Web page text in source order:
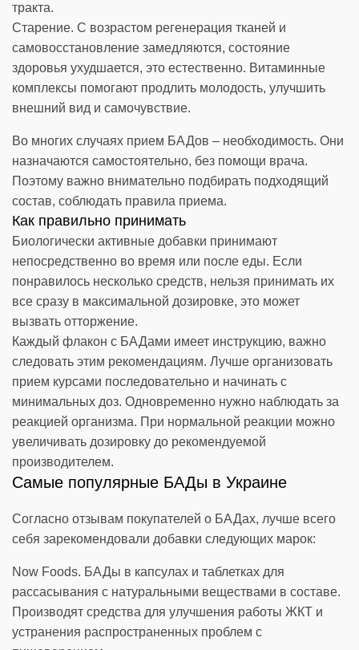
тракта.
Старение. С возрастом регенерация тканей и
самовосстановление замедляются, состояние
здоровья ухудшается, это естественно. Витаминные
комплексы помогают продлить молодость, улучшить
внешний вид и самочувствие.
Во многих случаях прием БАДов – необходимость. Они
назначаются самостоятельно, без помощи врача.
Поэтому важно внимательно подбирать подходящий
состав, соблюдать правила приема.
Как правильно принимать
Биологически активные добавки принимают
непосредственно во время или после еды. Если
понравилось несколько средств, нельзя принимать их
все сразу в максимальной дозировке, это может
вызвать отторжение.
Каждый флакон с БАДами имеет инструкцию, важно
следовать этим рекомендациям. Лучше организовать
прием курсами последовательно и начинать с
минимальных доз. Одновременно нужно наблюдать за
реакцией организма. При нормальной реакции можно
увеличивать дозировку до рекомендуемой
производителем.
Самые популярные БАДы в Украине
Согласно отзывам покупателей о БАДах, лучше всего
себя зарекомендовали добавки следующих марок:
Now Foods. БАДы в капсулах и таблетках для
рассасывания с натуральными веществами в составе.
Производят средства для улучшения работы ЖКТ и
устранения распространенных проблем с